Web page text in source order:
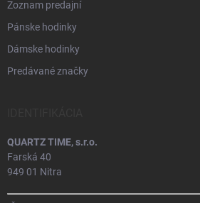
Zoznam predajní
Pánske hodinky
Dámske hodinky
Predávané značky
QUARTZ TIME, s.r.o.
Farská 40
949 01 Nitra